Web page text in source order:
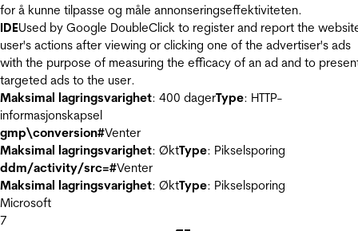
for å kunne tilpasse og måle annonseringseffektiviteten.
IDEUsed by Google DoubleClick to register and report the
user's actions after viewing or clicking one of the advertiser's ads
with the purpose of measuring the efficacy of an ad and to
targeted ads to the user.
Maksimal lagringsvarighet: 400 dagerType: HTTP-
informasjonskapsel
gmp\conversion#Venter
Maksimal lagringsvarighet: ØktType: Pikselsporing
ddm/activity/src=#Venter
Maksimal lagringsvarighet: ØktType: Pikselsporing
Microsoft
7